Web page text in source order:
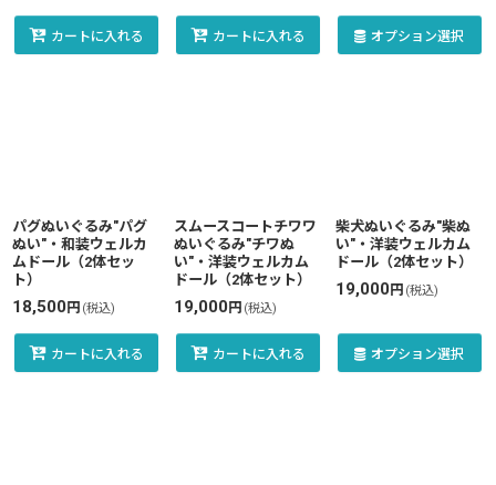
カートに入れる カートに入れる オプション選択
パグぬいぐるみ"パグ
ぬい"・和装ウェルカ
ムドール（2体セッ
ト）
18,500円 (税込)
カートに入れる
スムースコートチワワ
ぬいぐるみ"チワぬ
い"・洋装ウェルカム
ドール（2体セット）
19,000円 (税込)
カートに入れる
柴犬ぬいぐるみ"柴ぬ
い"・洋装ウェルカム
ドール（2体セット）
19,000円 (税込)
オプション選択